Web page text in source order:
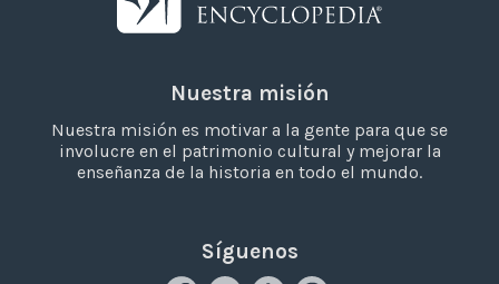
Nuestra misión
Nuestra misión es motivar a la gente para que se
involucre en el patrimonio cultural y mejorar la
enseñanza de la historia en todo el mundo.
Síguenos